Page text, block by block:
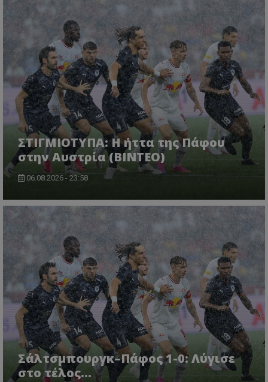
ΣΤΙΓΜΙΟΤΥΠΑ: Η ήττα της Πάφου
στην Αυστρία (ΒΙΝΤΕΟ)
06.08.2026 - 23:58
Σάλτσμπουργκ–Πάφος 1-0: Λύγισε
στο τέλος...